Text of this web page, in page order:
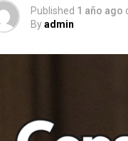
Published 1 año ago
Byadmin